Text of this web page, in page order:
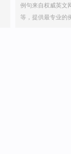
例句来自权威英文
等，提供最专业的